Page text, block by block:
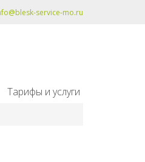
service-mo.ru
Тарифы и услуги